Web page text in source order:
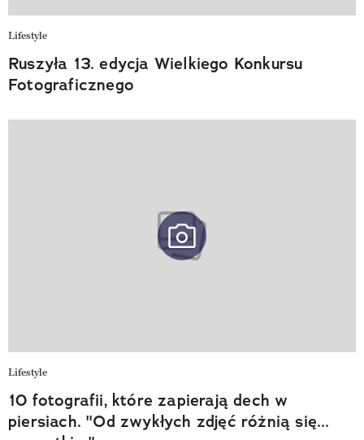
Lifestyle
Ruszyła 13. edycja Wielkiego Konkursu
Fotograficznego
Lifestyle
10 fotografii, które zapierają dech w
piersiach. "Od zwykłych zdjęć różnią się...